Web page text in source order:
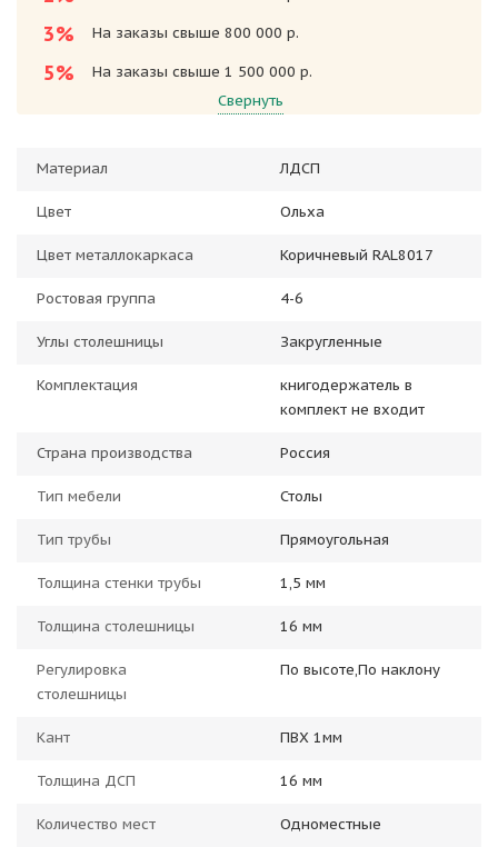
3% На заказы свыше 800 000 р.
5%
На заказы свыше 1 500 000 р.
Свернуть
Материал ЛДСП
Цвет Ольха
Цвет металлокаркаса Коричневый RAL8017
Ростовая группа 4-6
Углы столешницы Закругленные
Комплектация
книгодержатель в
комплект не входит
Страна производства Россия
Тип мебели Столы
Тип трубы Прямоугольная
Толщина стенки трубы 1,5 мм
Толщина столешницы 16 мм
Регулировка
столешницы
По высоте,По наклону
Кант ПВХ 1мм
Толщина ДСП 16 мм
Количество мест Одноместные